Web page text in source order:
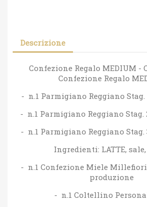
Descrizione
Confezione Regalo MEDIUM -
Confezione Regalo
- n.1 Parmigiano Reggiano Stag.
- n.1 Parmigiano Reggiano Stag.
- n.1 Parmigiano Reggiano Stag.
Ingredienti: LATTE,
- n.1 Confezione Miele Millefiori
produzione
- n.1 Coltellino